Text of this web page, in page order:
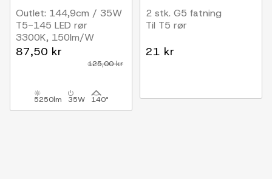
Outlet: 144,9cm / 35W
T5-145 LED rør
3300K, 150lm/W
87,50 kr
125,00 kr
5250lm 35W 140°
2 stk. G5 fatning
Til T5 rør
21 kr